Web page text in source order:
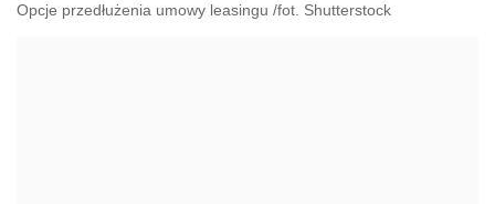
Opcje przedłużenia umowy leasingu /fot. Shutterstock